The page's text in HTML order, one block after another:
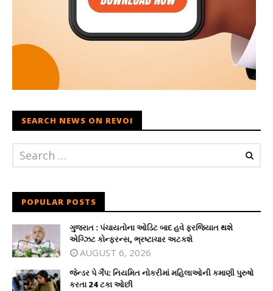
SEARCH NEWS ON REVOI
POPULAR POSTS
ગુજરાત : પંચાયતોના ઓડિટ બાદ હવે ફરજિયાત થશે
એગ્ઝિટ કોન્ફરન્સ, ભ્રષ્ટાચાર અટકશે
AUGUST 6, 2026
જેન્ડર પે ગૈપ: નિયમિત નોકરીમાં મહિલાઓની કમાણી પુરુષો
કરતા 24 ટકા ઓછી